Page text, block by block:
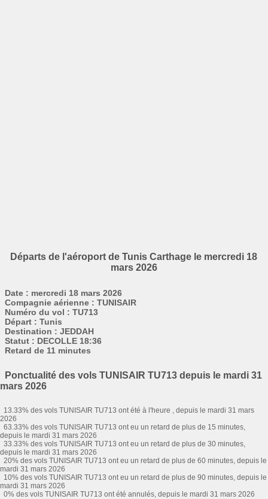
Départs de l'aéroport de Tunis Carthage le mercredi 18
mars 2026
Date : mercredi 18 mars 2026
Compagnie aérienne : TUNISAIR
Numéro du vol : TU713
Départ : Tunis
Destination : JEDDAH
Statut : DECOLLE 18:36
Retard de 11 minutes
Ponctualité des vols TUNISAIR TU713 depuis le mardi 31
mars 2026
13.33% des vols TUNISAIR TU713 ont été à l'heure , depuis le mardi 31 mars
2026
63.33% des vols TUNISAIR TU713 ont eu un retard de plus de 15 minutes,
depuis le mardi 31 mars 2026
33.33% des vols TUNISAIR TU713 ont eu un retard de plus de 30 minutes,
depuis le mardi 31 mars 2026
20% des vols TUNISAIR TU713 ont eu un retard de plus de 60 minutes, depuis le
mardi 31 mars 2026
10% des vols TUNISAIR TU713 ont eu un retard de plus de 90 minutes, depuis le
mardi 31 mars 2026
0% des vols TUNISAIR TU713 ont été annulés, depuis le mardi 31 mars 2026